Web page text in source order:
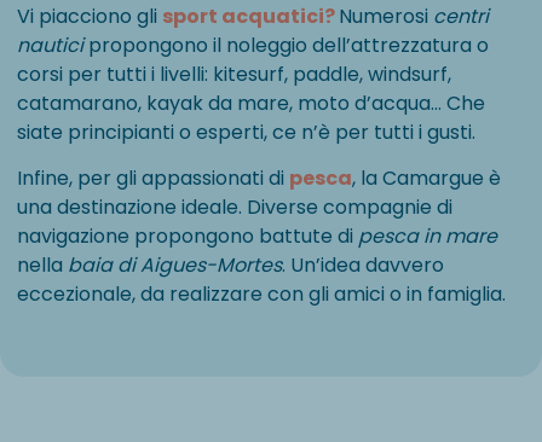
Vi piacciono gli sport acquatici?Numerosi centri
nauticipropongono il noleggio dell’attrezzatura o
corsi per tutti i livelli: kitesurf, paddle, windsurf,
catamarano, kayak da mare, moto d’acqua… Che
siate principianti o esperti, ce n’è per tutti i gusti.
Infine, per gli appassionati di pesca, la Camargue è
una destinazione ideale. Diverse compagnie di
navigazione propongono battute di pesca in mare
nella baia di Aigues-Mortes. Un’idea davvero
eccezionale, da realizzare con gli amici o in famiglia.